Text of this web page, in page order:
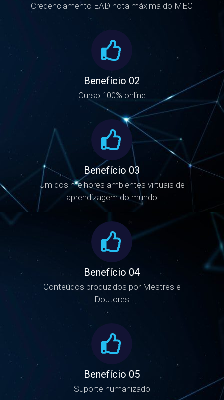
Credenciamento EAD nota máxima do MEC
Benefício 02
Curso 100% online
Benefício 03
Um dos melhores ambientes virtuais de
aprendizagem do mundo
Benefício 04
Conteúdos produzidos por Mestres e
Doutores
Benefício 05
Suporte humanizado